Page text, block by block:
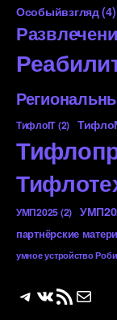
Особыйвзгляд(4)
ТифлоIT(2)
УМП2025(2)
партнёрские
умное устройство
Telegram
ВКонтакте
RSS-лентаПочта